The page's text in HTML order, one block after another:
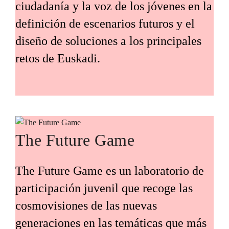
ciudadanía y la voz de los jóvenes en la
definición de escenarios futuros y el
diseño de soluciones a los principales
retos de Euskadi.
The Future Game
The Future Game es un laboratorio de
participación juvenil que recoge las
cosmovisiones de las nuevas
generaciones en las temáticas que más